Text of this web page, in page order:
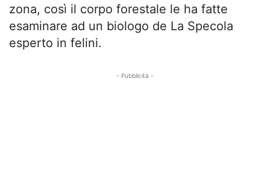
zona, così il corpo forestale le ha fatte
esaminare ad un biologo de La Specola
esperto in felini.
- Pubblicità -